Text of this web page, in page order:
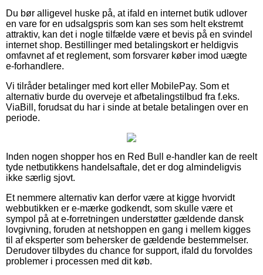
Du bør alligevel huske på, at ifald en internet butik udlover
en vare for en udsalgspris som kan ses som helt ekstremt
attraktiv, kan det i nogle tilfælde være et bevis på en svindel
internet shop. Bestillinger med betalingskort er heldigvis
omfavnet af et reglement, som forsvarer køber imod uægte
e-forhandlere.
Vi tilråder betalinger med kort eller MobilePay. Som et
alternativ burde du overveje et afbetalingstilbud fra f.eks.
ViaBill, forudsat du har i sinde at betale betalingen over en
periode.
Inden nogen shopper hos en Red Bull e-handler kan de reelt
tyde netbutikkens handelsaftale, det er dog almindeligvis
ikke særlig sjovt.
Et nemmere alternativ kan derfor være at kigge hvorvidt
webbutikken er e-mærke godkendt, som skulle være et
sympol på at e-forretningen understøtter gældende dansk
lovgivning, foruden at netshoppen en gang i mellem kigges
til af eksperter som behersker de gældende bestemmelser.
Derudover tilbydes du chance for support, ifald du forvoldes
problemer i processen med dit køb.